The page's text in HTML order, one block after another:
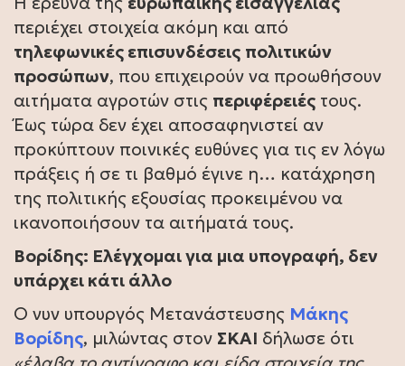
περιέχει στοιχεία ακόμη και από
τηλεφωνικές επισυνδέσεις πολιτικών
προσώπων, που επιχειρούν να προωθήσουν
αιτήματα αγροτών στις περιφέρειές τους.
Έως τώρα δεν έχει αποσαφηνιστεί αν
προκύπτουν ποινικές ευθύνες για τις εν λόγω
πράξεις ή σε τι βαθμό έγινε η… κατάχρηση
της πολιτικής εξουσίας προκειμένου να
ικανοποιήσουν τα αιτήματά τους.
Βορίδης: Ελέγχομαι για μια υπογραφή, δεν
υπάρχει κάτι άλλο
O νυν υπουργός Μετανάστευσης Μάκης
Βορίδης, μιλώντας στον ΣΚΑΙ δήλωσε ότι